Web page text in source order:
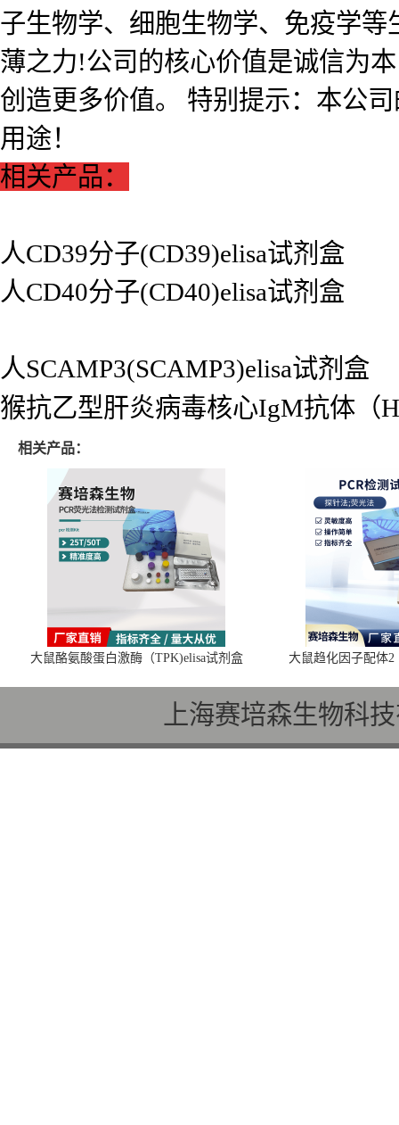
子生物学、细胞生物学、免疫学
薄之力!公司的核心价值是诚信为
创造更多价值。 特别提示：本公
用途！
相关产品：
人CD39分子(CD39)elisa试剂盒
人CD40分子(CD40)elisa试剂盒
人SCAMP3(SCAMP3)elisa试剂盒
猴抗乙型肝炎病毒核心IgM抗体（
相关产品：
大鼠酪氨酸蛋白激酶（TPK)elisa试剂盒 大鼠趋化因子配体2
上海赛培森生物科